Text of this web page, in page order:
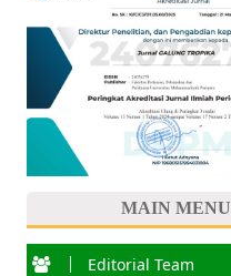
MAIN MENU
Editorial Team